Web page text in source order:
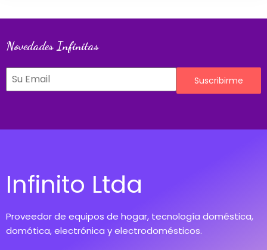
Novedades Infinitas
Suscribirme
Infinito Ltda
Proveedor de equipos de hogar, tecnología doméstica,
domótica, electrónica y electrodomésticos.